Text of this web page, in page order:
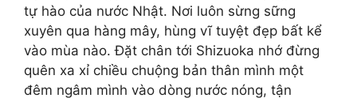
tự hào của nước Nhật. Nơi luôn sừng sững
xuyên qua hàng mây, hùng vĩ tuyệt đẹp bất kể
vào mùa nào. Đặt chân tới Shizuoka nhớ đừng
quên xa xỉ chiều chuộng bản thân mình một
đêm ngâm mình vào dòng nước nóng, tận